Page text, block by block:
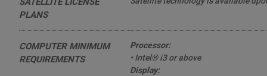
PLANS
COMPUTER MINIMUM
REQUIREMENTS
Processor:
• Intel® i3 or above
Display: